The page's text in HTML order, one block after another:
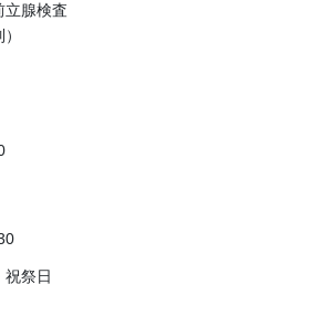
立腺検査
祝祭日